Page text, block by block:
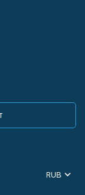
RUB